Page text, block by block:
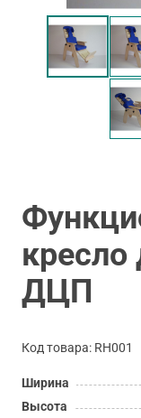
кресло
ДЦП
Код товара: RH001
Ширина
Высота